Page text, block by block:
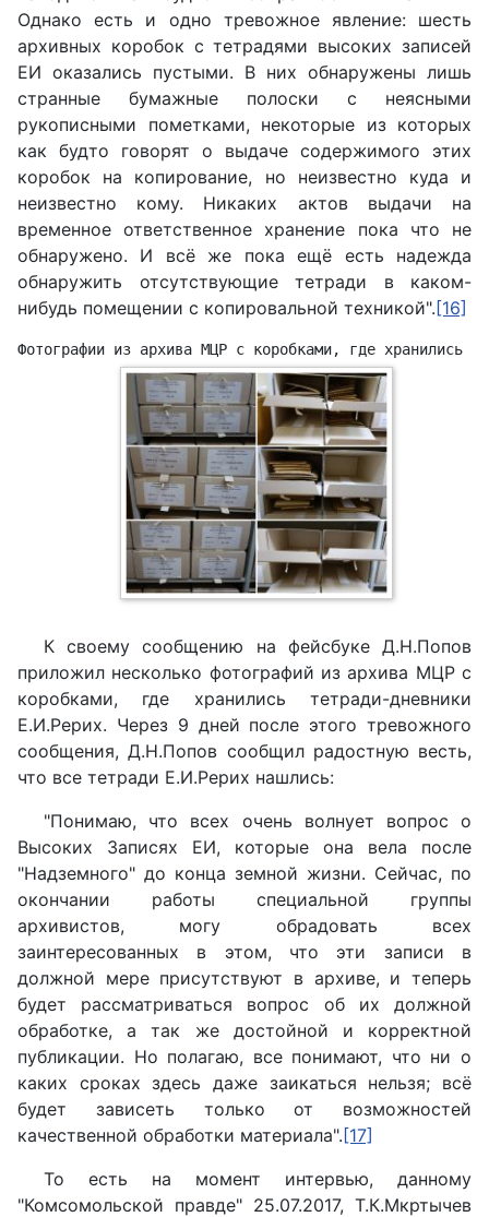
Однако есть и одно тревожное явление: шесть
архивных коробок с тетрадями высоких записей
ЕИ оказались пустыми. В них обнаружены лишь
странные бумажные полоски с неясными
рукописными пометками, некоторые из которых
как будто говорят о выдаче содержимого этих
коробок на копирование, но неизвестно куда и
неизвестно кому. Никаких актов выдачи на
временное ответственное хранение пока что не
обнаружено. И всё же пока ещё есть надежда
обнаружить отсутствующие тетради в каком-
нибудь помещении с копировальной техникой".[16]
Фотографии из архива МЦР с коробками, где хранились
К своему сообщению на фейсбуке Д.Н.Попов
приложил несколько фотографий из архива МЦР с
коробками, где хранились тетради-дневники
Е.И.Рерих. Через 9 дней после этого тревожного
сообщения, Д.Н.Попов сообщил радостную весть,
что все тетради Е.И.Рерих нашлись:
"Понимаю, что всех очень волнует вопрос о
Высоких Записях ЕИ, которые она вела после
"Надземного" до конца земной жизни. Сейчас, по
окончании работы специальной группы
архивистов, могу обрадовать всех
заинтересованных в этом, что эти записи в
должной мере присутствуют в архиве, и теперь
будет рассматриваться вопрос об их должной
обработке, а так же достойной и корректной
публикации. Но полагаю, все понимают, что ни о
каких сроках здесь даже заикаться нельзя; всё
будет зависеть только от возможностей
качественной обработки материала".[17]
То есть на момент интервью, данному
"Комсомольской правде" 25.07.2017, Т.К.Мкртычев